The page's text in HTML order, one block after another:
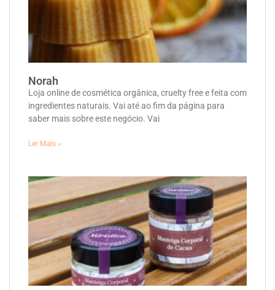
Norah
Loja online de cosmética orgânica, cruelty free e feita com
ingredientes naturais. Vai até ao fim da página para
saber mais sobre este negócio. Vai
Ler Mais »